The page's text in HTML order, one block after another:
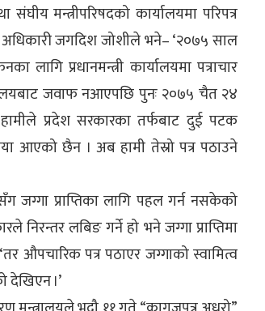
संघीय मन्त्रीपरिषदको कार्यालयमा परिपत्र
अधिकारी जगदिश जोशीले भने– ‘२०७५ साल
लागि प्रधानमन्त्री कार्यालयमा पत्राचार
जवाफ नआएपछि पुनः २०७५ चैत २४
प्रदेश सरकारका तर्फबाट दुई पटक
आएको छैन । अब हामी तेस्रो पत्र पठाउने
प्राप्तिका लागि पहल गर्न नसकेको
लबिङ गर्ने हो भने जग्गा प्राप्तिमा
औपचारिक पत्र पठाएर जग्गाको स्वामित्व
देखिएन ।’